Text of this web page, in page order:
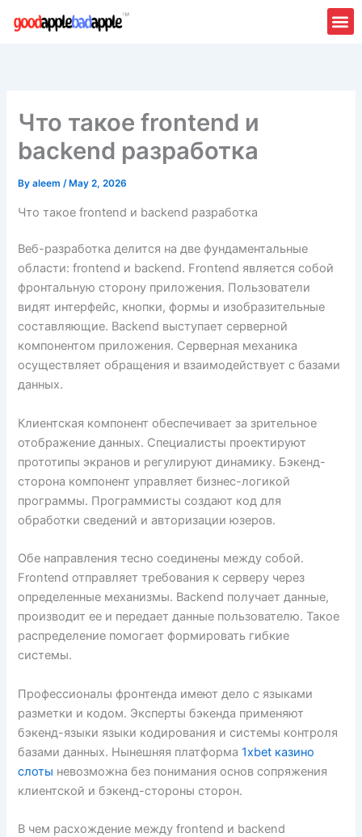
Что такое frontend и
backend разработка
Byaleem/ May 2, 2026
Что такое frontend и backend разработка
Веб-разработка делится на две фундаментальные
области: frontend и backend. Frontend является собой
фронтальную сторону приложения. Пользователи
видят интерфейс, кнопки, формы и изобразительные
составляющие. Backend выступает серверной
компонентом приложения. Серверная механика
осуществляет обращения и взаимодействует с базами
данных.
Клиентская компонент обеспечивает за зрительное
отображение данных. Специалисты проектируют
прототипы экранов и регулируют динамику. Бэкенд-
сторона компонент управляет бизнес-логикой
программы. Программисты создают код для
обработки сведений и авторизации юзеров.
Обе направления тесно соединены между собой.
Frontend отправляет требования к серверу через
определенные механизмы. Backend получает данные,
производит ее и передает данные пользователю. Такое
распределение помогает формировать гибкие
системы.
Профессионалы фронтенда имеют дело с языками
разметки и кодом. Эксперты бэкенда применяют
бэкенд-языки языки кодирования и системы контроля
базами данных. Нынешняя платформа1xbet казино
слоты невозможна без понимания основ сопряжения
клиентской и бэкенд-стороны сторон.
В чем расхождение между frontend и backend